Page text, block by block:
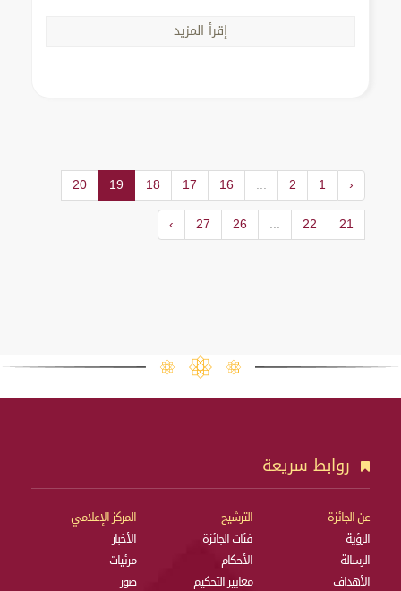
إقرأ المزيد
‹
1
2
...
16
17
18
19
20
21
22
...
26
27
›
روابط سريعة
عن الجائزة
الرؤية
الرسالة
الأهداف
الترشيح
فئات الجائزة
الأحكام
معايير التحكيم
المركز الإعلامي
الأخبار
مرئيات
صور